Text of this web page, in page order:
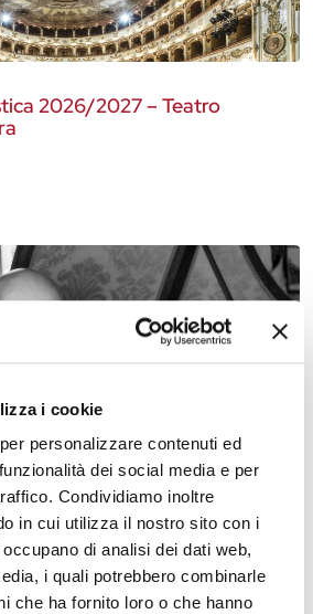
i cookie
personalizzare contenuti ed
dei social media e per
Condividiamo inoltre
in cui utilizza il nostro sito con i
di analisi dei dati web,
i quali potrebbero combinarle
che ha fornito loro o che hanno
2026/2027 – Teatro
Nazionale di Ferrara
– Frescobaldi, Froberger e
Preludi e Meditazioni –